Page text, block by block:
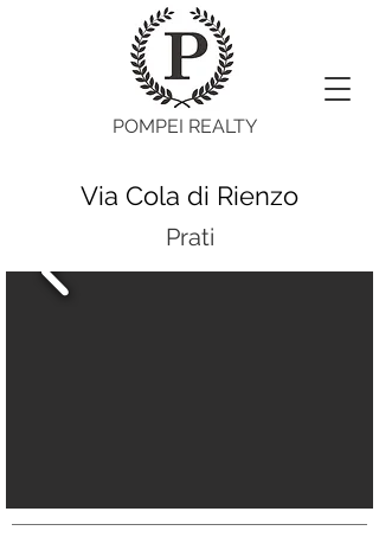
POMPEI REALTY
Via Cola di Rienzo
Prati